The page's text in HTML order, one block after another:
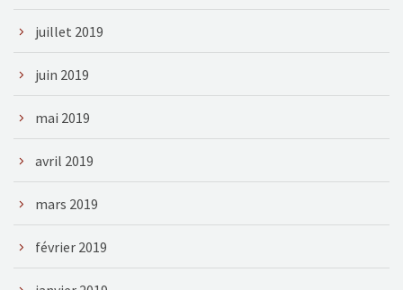
juillet 2019
juin 2019
mai 2019
avril 2019
mars 2019
février 2019